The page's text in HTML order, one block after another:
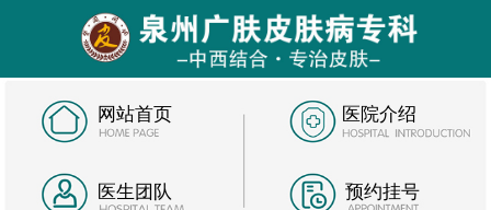
网站首页 医院介绍
医生团队 预约挂号